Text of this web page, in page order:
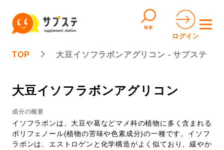
検索
ログイン
TOP 大豆イソフラボンアグリコン - サプステ
大豆イソフラボンアグリコン
成分の概要
イソフラボンは、大豆や葛などマメ科の植物に多く含まれる
ポリフェノール(植物の苦味や色素成分)の一種です。イソフ
ラボンは、エストロゲンと化学構造がよく似ており、緩やか